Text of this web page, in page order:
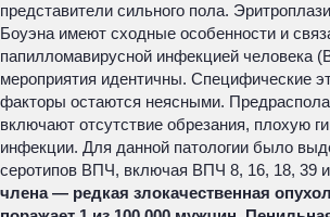
представители сильного пола.
Боуэна имеют сходные особенности и
папилломавирусной инфекцией человека
мероприятия идентичны. Специфические
факторы остаются неясными.
включают отсутствие обрезания, плохую
инфекции. Для данной патологии было
серотипов ВПЧ, включая ВПЧ 8, 16, 18, 39
члена — редкая злокачественная